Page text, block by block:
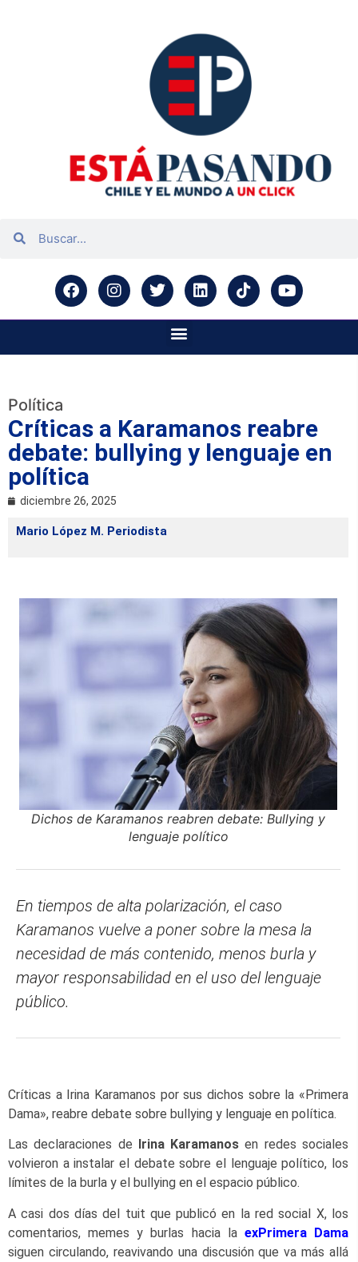
Política
Críticas a Karamanos reabre
debate: bullying y lenguaje en
política
diciembre 26, 2025
Mario López M. Periodista
Dichos de Karamanos reabren debate: Bullying y
lenguaje político
En tiempos de alta polarización, el caso
Karamanos vuelve a poner sobre la mesa la
necesidad de más contenido, menos burla y
mayor responsabilidad en el uso del lenguaje
público.
Críticas a Irina Karamanos por sus dichos sobre la «Primera
Dama», reabre debate sobre bullying y lenguaje en política.
Las declaraciones de Irina Karamanos en redes sociales
volvieron a instalar el debate sobre el lenguaje político, los
límites de la burla y el bullying en el espacio público.
A casi dos días del tuit que publicó en la red social X, los
comentarios, memes y burlas hacia la exPrimera Dama
siguen circulando, reavivando una discusión que va más allá